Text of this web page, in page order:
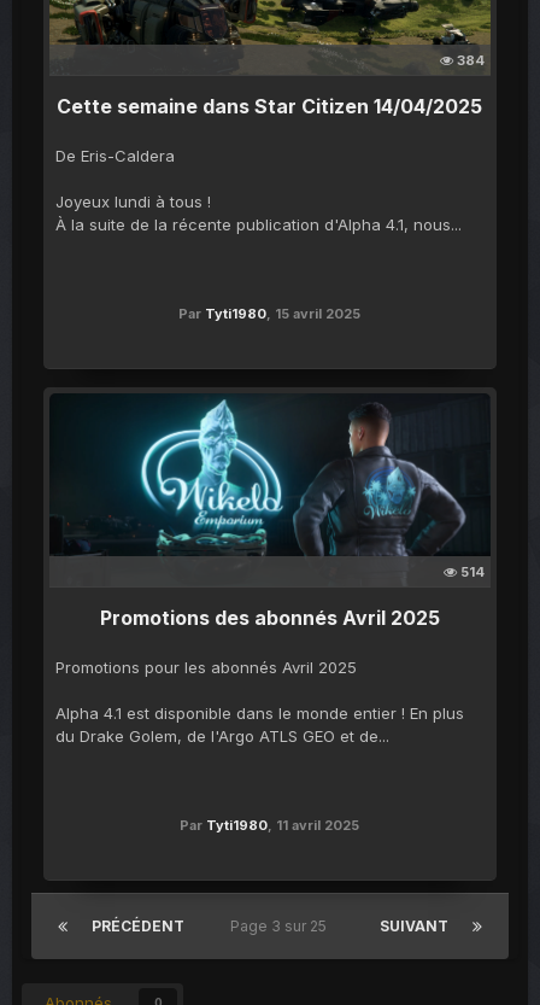
384
Cette semaine dans Star Citizen 14/04/2025
De Eris-Caldera
Joyeux lundi à tous !
À la suite de la récente publication d'Alpha 4.1, nous...
Par Tyti1980, 15 avril 2025
514
Promotions des abonnés Avril 2025
Promotions pour les abonnés Avril 2025
Alpha 4.1 est disponible dans le monde entier ! En plus
du Drake Golem, de l'Argo ATLS GEO et de...
Par Tyti1980, 11 avril 2025
PRÉCÉDENT SUIVANT
Page 3 sur 25